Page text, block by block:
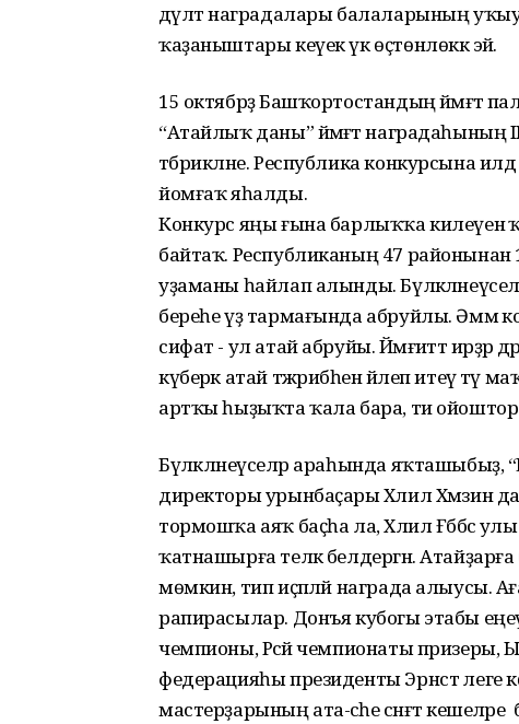
дәүләт наградалары балаларының
ҡаҙаныштары кеүек үк өҫтөнлөккә эйә.
15 октябрҙә Башҡортостандың йәмәғәт
“Атайлыҡ даны” йәмәғәт наградаһының
тәбрикләне. Республика конкурсына
йомғаҡ яһалды.
Конкурс яңы ғына барлыҡҡа килеүенә
байтаҡ. Республиканың 47 районынан
уҙаманы һайлап алынды.
береһе үҙ тармағында абруйлы.
сифат - ул атай абруйы. Йәмғиәттә ирҙәр
күберәк атай тәжрибәһен йәлеп итеү
артҡы һыҙыҡта ҡала бара, ти
Бүләкләнеүселәр араһында яҡташыбыҙ,
директоры урынбаҫары Хәлил Хәмзин
тормошҡа аяҡ баҫһа ла, Хәлил Ғәббәс
ҡатнашырға теләк белдергән.
мөмкин, тип иҫәпләй награда алыусы.
рапирасылар. Донъя кубогы этабы
чемпионы, Рәсәй чемпионаты призеры,
федерацияһы президенты Эрнст әлеге
мастерҙарының ата-әсәһе сәнғәт